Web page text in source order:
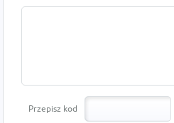
Przepisz kod